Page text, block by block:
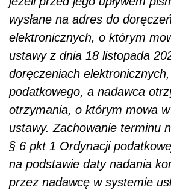
wysłane na adres do
elektronicznych, o którym
ustawy z dnia 18 listopada
doręczeniach
podatkowego, a nadawca
otrzymania, o którym mowa
ustawy. Zachowanie terminu
§ 6 pkt 1 Ordynacji
na podstawie daty nadania
przez nadawcę w systemie